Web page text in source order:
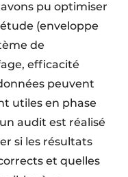
pu optimiser
(enveloppe
de
efficacité
peuvent
utiles en phase
audit est réalisé
si les résultats
et quelles